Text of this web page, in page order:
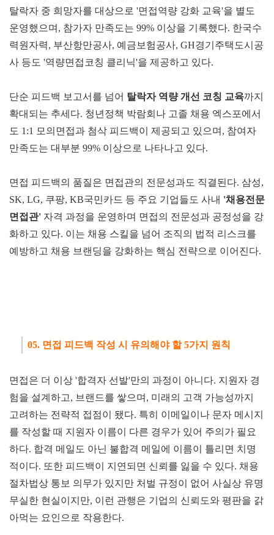
탈락자 중 희망자를 대상으로 '면접역량 강화 교육'을 별도
운영했으며, 참가자 만족도는 99% 이상을 기록했다. 한국수
력원자력, 부산항만공사, 예금보험공사, GH경기주택도시공
사 등도 '역량면접코칭 클리닉'을 제공하고 있다.
단순 피드백 보고서를 넘어 탈락자 역 량개선 코칭 교육까지
확대되는 추세다. 청년정책 박람회나 고졸 채용 엑스포에서
도 1:1 모의면접과 첨삭 피드백이 제공되고 있으며, 참여자
만족도는 대부분 99% 이상으로 나타나고 있다.
면접 피드백의 품질은 면접관의 전문성과도 직결된다. 삼성,
SK, LG, 쿠팡, KB국민카드 등 주요 기업들도 사내 '채용전문
면접관' 자격 과정을 운영하며 면접의 전문성과 공정성을 강
화하고 있다. 이는 채용 스킬을 넘어 조직의 법적 리스크를
예방하고 채용 브랜딩을 강화하는 핵심 전략으로 이어진다.
05. 면접 피드백 작성 시 유의해야 할 5가지 원칙
면접은 더 이상 '합격자 선발'만의 과정이 아니다. 지원자 경
험을 설계하고, 브랜드를 쌓으며, 미래의 고객 가능성까지
고려하는 전략적 접점이 됐다. 특히 이메일이나 문자 메시지
를 작성할 때 지원자 이름이 다른 경우가 있어 주의가 필요
하다. 합격 메일도 아닌 불합격 메일에 이름이 틀리면 치명
적이다. 또한 피드백이 지연되면 신뢰를 잃을 수 있다. 채용
절차법상 통보 의무가 있지만 처벌 규정이 없어 사실상 유명
무실한 현실이지만, 이런 관행은 기업의 신뢰도와 평판을 갉
아먹는 요인으로 작용한다.